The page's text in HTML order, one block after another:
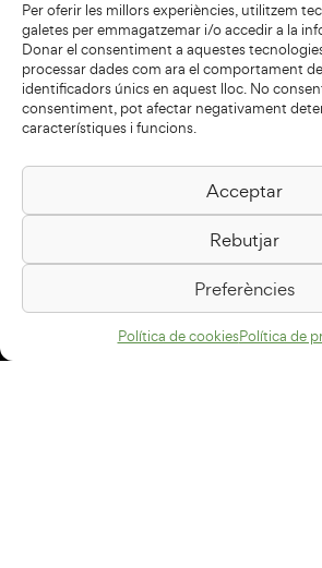
Per oferir les millors experiències, utilitzem
galetes per emmagatzemar i/o accedir a la
Donar el consentiment a aquestes
processar dades com ara el comportament
identificadors únics en aquest lloc. No
consentiment, pot afectar negativament
característiques i funcions.
Acceptar
Rebutjar
Preferències
Política de cookiesPolítica de
Biblioteca Pilarin Bayés
Passeig de la Generalitat, 1
08500 Vic